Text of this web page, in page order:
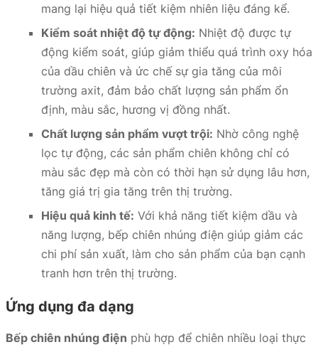
mang lại hiệu quả tiết kiệm nhiên liệu đáng kể.
Kiểm soát nhiệt độ tự động: Nhiệt độ được tự
động kiểm soát, giúp giảm thiểu quá trình oxy hóa
của dầu chiên và ức chế sự gia tăng của môi
trường axit, đảm bảo chất lượng sản phẩm ổn
định, màu sắc, hương vị đồng nhất.
Chất lượng sản phẩm vượt trội: Nhờ công nghệ
lọc tự động, các sản phẩm chiên không chỉ có
màu sắc đẹp mà còn có thời hạn sử dụng lâu hơn,
tăng giá trị gia tăng trên thị trường.
Hiệu quả kinh tế: Với khả năng tiết kiệm dầu và
năng lượng, bếp chiên nhúng điện giúp giảm các
chi phí sản xuất, làm cho sản phẩm của bạn cạnh
tranh hơn trên thị trường.
Ứng dụng đa dạng
Bếp chiên nhúng điện phù hợp để chiên nhiều loại thực